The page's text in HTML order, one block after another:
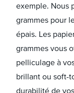
exemple. Nous
grammes pour
épais. Les
grammes vous
pelliculage à
brillant ou soft-
durabilité de